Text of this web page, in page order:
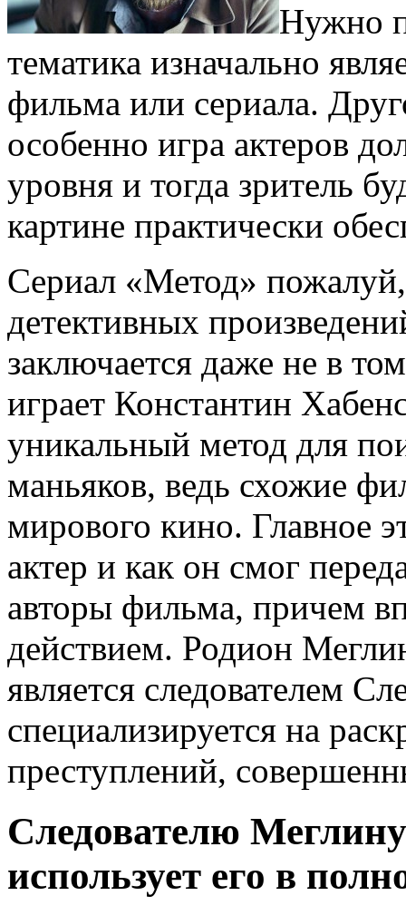
Нужно
тематика изначально
фильма или сериала.
особенно игра актеров
уровня и тогда зритель
картине практически
Сериал «Метод»
детективных
заключается даже не в
играет Константин
уникальный метод для
маньяков, ведь схожие
мирового кино. Главное
актер и как он смог
авторы фильма, причем
действием. Родион
является следователем
специализируется на
преступлений,
Следователю
использует его в